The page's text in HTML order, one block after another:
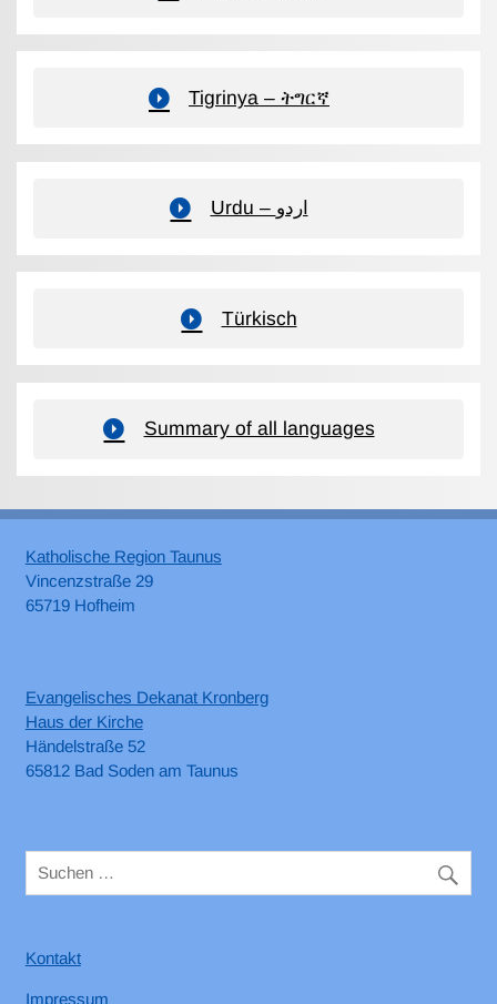
Tigrinya – ትግርኛ
Urdu – اردو
Türkisch
Summary of all languages
Katholische Region Taunus
Vincenzstraße 29
65719 Hofheim
Evangelisches Dekanat Kronberg
Haus der Kirche
Händelstraße 52
65812 Bad Soden am Taunus
Kontakt
Impressum